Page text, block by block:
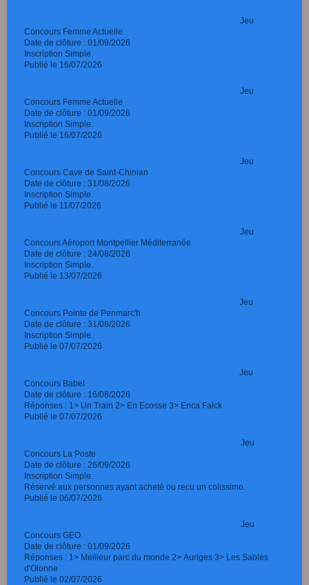
Jeu
Concours Femme Actuelle
Date de clôture : 01/09/2026
Inscription Simple.
Publié le 16/07/2026
Jeu
Concours Femme Actuelle
Date de clôture : 01/09/2026
Inscription Simple.
Publié le 16/07/2026
Jeu
Concours Cave de Saint-Chinian
Date de clôture : 31/08/2026
Inscription Simple.
Publié le 11/07/2026
Jeu
ConcoursAéroport Montpellier Méditerranée
Date de clôture : 24/08/2026
Inscription Simple.
Publié le 13/07/2026
Jeu
Concours Pointe de Penmarc'h
Date de clôture : 31/08/2026
Inscription Simple.
Publié le 07/07/2026
Jeu
Concours Babel
Date de clôture : 16/08/2026
Réponses : 1> Un Train 2> En Ecosse 3> Erica Falck
Publié le 07/07/2026
Jeu
Concours La Poste
Date de clôture : 26/09/2026
Inscription Simple.
Réservé aux personnes ayant acheté ou recu un colissimo.
Publié le 06/07/2026
Jeu
Concours GEO
Date de clôture : 01/09/2026
Réponses : 1> Meilleur parc du monde 2> Auriges 3> Les Sables
d'Olonne
Publié le 02/07/2026